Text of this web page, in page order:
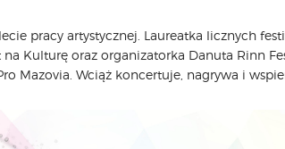
pracy artystycznej. Laureatka licznych
Kulturę oraz organizatorka Danuta Rinn
Mazovia. Wciąż koncertuje, nagrywa i